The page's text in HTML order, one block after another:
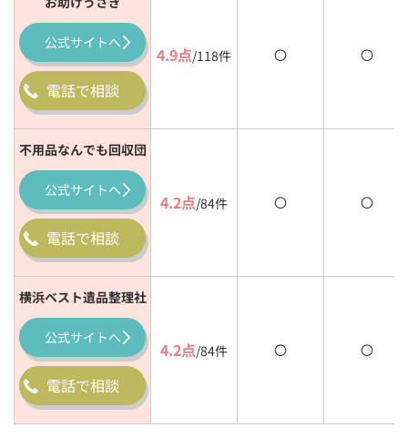
公式サイトへ
電話で相談
4.9点/118件 〇 〇
不用品なんでも回収団
公式サイトへ
電話で相談
4.2点/84件 〇 〇
横浜ベスト遺品整理社
公式サイトへ
電話で相談
4.2点/84件 〇 〇